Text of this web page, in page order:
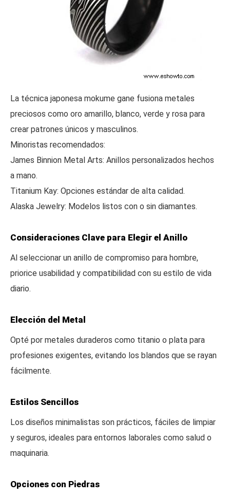
La técnica japonesa mokume gane fusiona metales
preciosos como oro amarillo, blanco, verde y rosa para
crear patrones únicos y masculinos.
Minoristas recomendados:
James Binnion Metal Arts: Anillos personalizados hechos
a mano.
Titanium Kay: Opciones estándar de alta calidad.
Alaska Jewelry: Modelos listos con o sin diamantes.
Consideraciones Clave para Elegir el Anillo
Al seleccionar un anillo de compromiso para hombre,
priorice usabilidad y compatibilidad con su estilo de vida
diario.
Elección del Metal
Opté por metales duraderos como titanio o plata para
profesiones exigentes, evitando los blandos que se rayan
fácilmente.
Estilos Sencillos
Los diseños minimalistas son prácticos, fáciles de limpiar
y seguros, ideales para entornos laborales como salud o
maquinaria.
Opciones con Piedras